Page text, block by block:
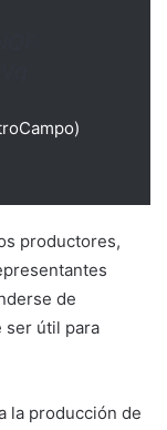
productores,
de
ser útil para
la producción de